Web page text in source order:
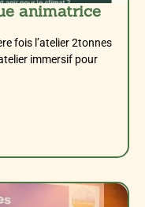
animatrice
fois l’atelier 2tonnes
immersif pour